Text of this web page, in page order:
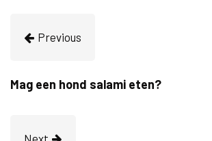
Previous
Mag een hond salami eten?
Next